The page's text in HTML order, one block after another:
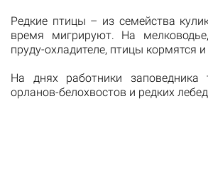
Редкие птицы – из семейства
время мигрируют. На
пруду-охладителе, птицы кормятся
На днях работники заповедника
орланов-белохвостов и редких